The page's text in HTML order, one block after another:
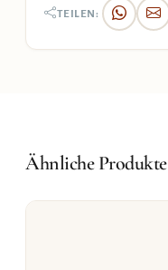
TEILEN:
Ähnliche Produkte